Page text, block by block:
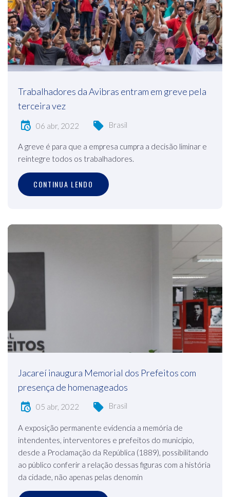
Trabalhadores da Avibras entram em greve pela
terceira vez
06 abr, 2022 Brasil
A greve é para que a empresa cumpra a decisão liminar e
reintegre todos os trabalhadores.
CONTINUA LENDO
Jacareí inaugura Memorial dos Prefeitos com
presença de homenageados
05 abr, 2022 Brasil
A exposição permanente evidencia a memória de
intendentes, interventores e prefeitos do município,
desde a Proclamação da República (1889), possibilitando
ao público conferir a relação dessas figuras com a história
da cidade, não apenas pelas denomin